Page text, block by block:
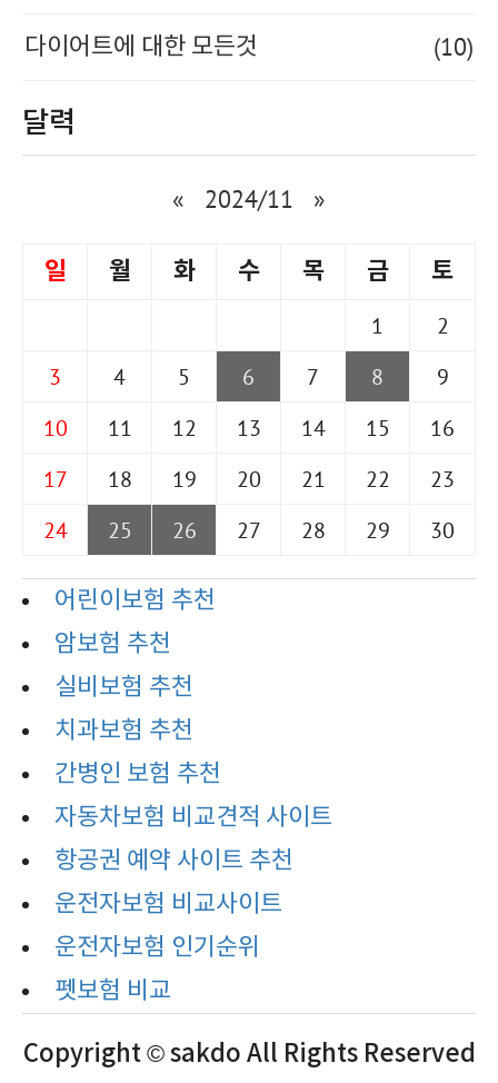
다이어트에 대한 모든것 (10)
달력
« 2024/11 »
일 월 화 수 목 금 토
1
2
3
4 5 6 7 8
9
10
11 12 13 14 15
16
17
18 19 20 21 22
23
24
25 26 27 28 29 30
어린이보험 추천
암보험 추천
실비보험 추천
치과보험 추천
간병인 보험 추천
자동차보험 비교견적 사이트
항공권 예약 사이트 추천
운전자보험 비교사이트
운전자보험 인기순위
펫보험 비교
Copyright © sakdo All Rights Reserved